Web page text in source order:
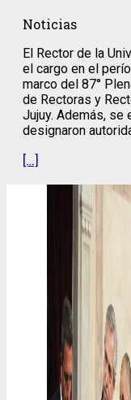
Noticias
El Rector de la
el cargo en el
marco del 87°
de Rectoras y
Jujuy. Además,
designaron
[…]